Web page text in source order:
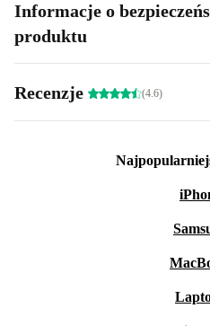
Informacje o
produktu
Recenzje (4.6)